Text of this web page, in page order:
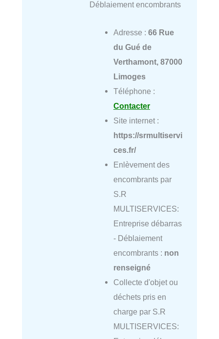
Déblaiement encombrants
Adresse : 66 Rue
du Gué de
Verthamont, 87000
Limoges
Téléphone :
Contacter
Site internet :
https://srmultiservi
ces.fr/
Enlèvement des
encombrants par
S.R
MULTISERVICES:
Entreprise débarras
- Déblaiement
encombrants : non
renseigné
Collecte d'objet ou
déchets pris en
charge par S.R
MULTISERVICES: